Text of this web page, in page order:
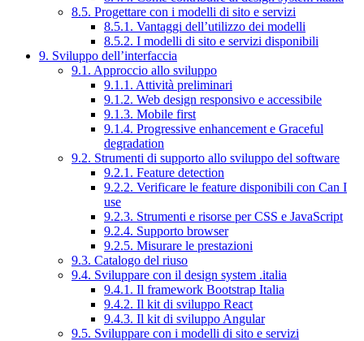
8.5. Progettare con i modelli di sito e servizi
8.5.1. Vantaggi dell’utilizzo dei modelli
8.5.2. I modelli di sito e servizi disponibili
9. Sviluppo dell’interfaccia
9.1. Approccio allo sviluppo
9.1.1. Attività preliminari
9.1.2. Web design responsivo e accessibile
9.1.3. Mobile first
9.1.4. Progressive enhancement e Graceful
degradation
9.2. Strumenti di supporto allo sviluppo del software
9.2.1. Feature detection
9.2.2. Verificare le feature disponibili con Can I
use
9.2.3. Strumenti e risorse per CSS e JavaScript
9.2.4. Supporto browser
9.2.5. Misurare le prestazioni
9.3. Catalogo del riuso
9.4. Sviluppare con il design system .italia
9.4.1. Il framework Bootstrap Italia
9.4.2. Il kit di sviluppo React
9.4.3. Il kit di sviluppo Angular
9.5. Sviluppare con i modelli di sito e servizi